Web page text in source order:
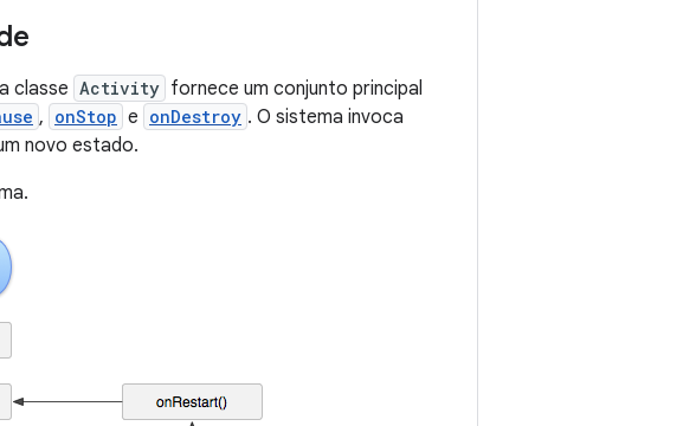
classe Activity fornece um conjunto principal
, onStop e onDestroy . O sistema invoca
novo estado.